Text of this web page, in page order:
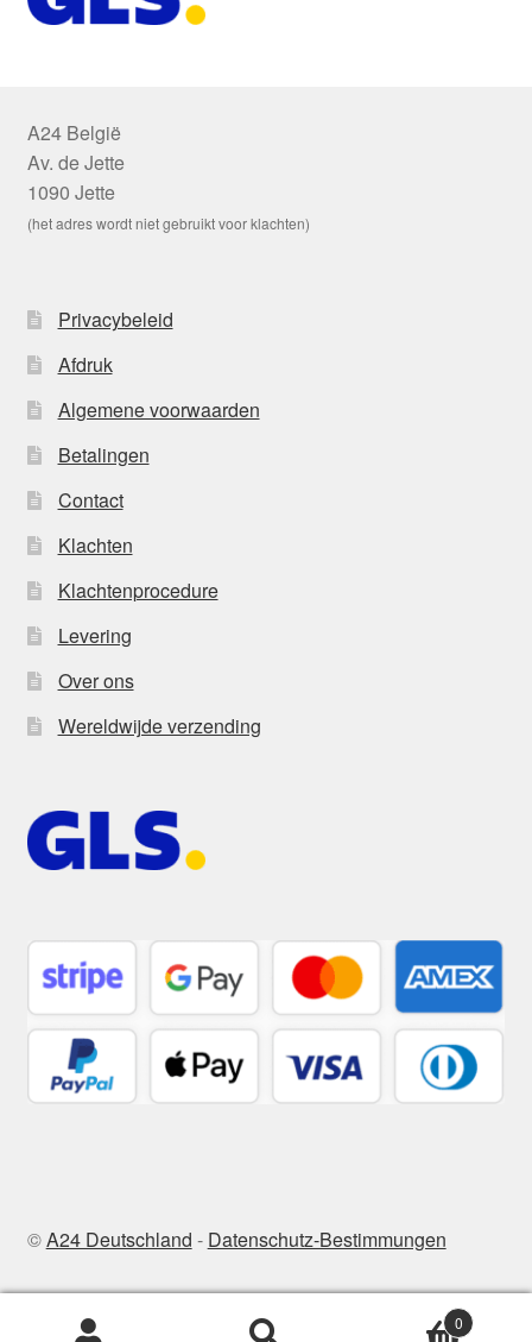
A24 België
Av. de Jette
1090 Jette
(het adres wordt niet gebruikt voor klachten)
Privacybeleid
Afdruk
Algemene voorwaarden
Betalingen
Contact
Klachten
Klachtenprocedure
Levering
Over ons
Wereldwijde verzending
©A24 Deutschland - Datenschutz-Bestimmungen
Zoeken
0